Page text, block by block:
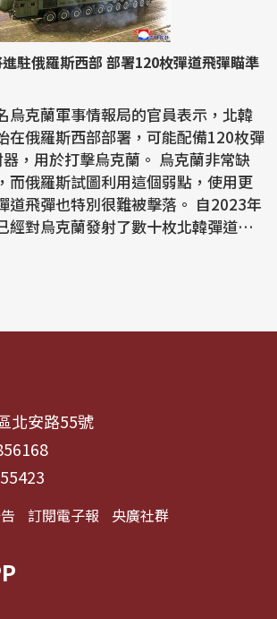
駐俄羅斯西部 部署120枚彈道飛彈瞄準
烏克蘭軍事情報局的官員表示，北韓
在俄羅斯西部部署，可能配備120枚彈
打擊烏克蘭。 烏克蘭非常缺
而俄羅斯試圖利用這個弱點，使用更
彈也特別很難被擊落。 自2023年
經對烏克蘭發射了數十枚北韓彈道飛
北安路55號
訂閱電子報 央廣社群